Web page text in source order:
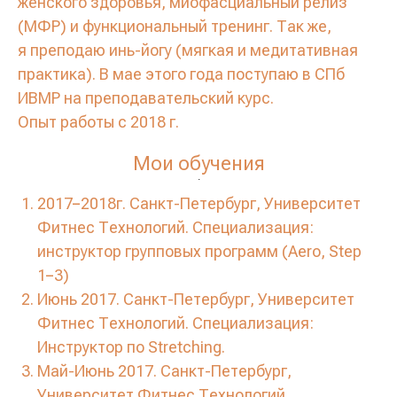
(МФР) и функциональный тренинг. Так же,
я преподаю инь-йогу (мягкая и медитативная
практика). В мае этого года поступаю в СПб
ИВМР на преподавательский курс.
Опыт работы с 2018 г.
Мои обучения
.
2017−2018г. Санкт-Петербург, Университет
Фитнес Технологий. Специализация:
инструктор групповых программ (Aero, Step
1−3)
Июнь 2017. Санкт-Петербург, Университет
Фитнес Технологий. Специализация:
Инструктор по Stretching.
Май-Июнь 2017. Санкт-Петербург,